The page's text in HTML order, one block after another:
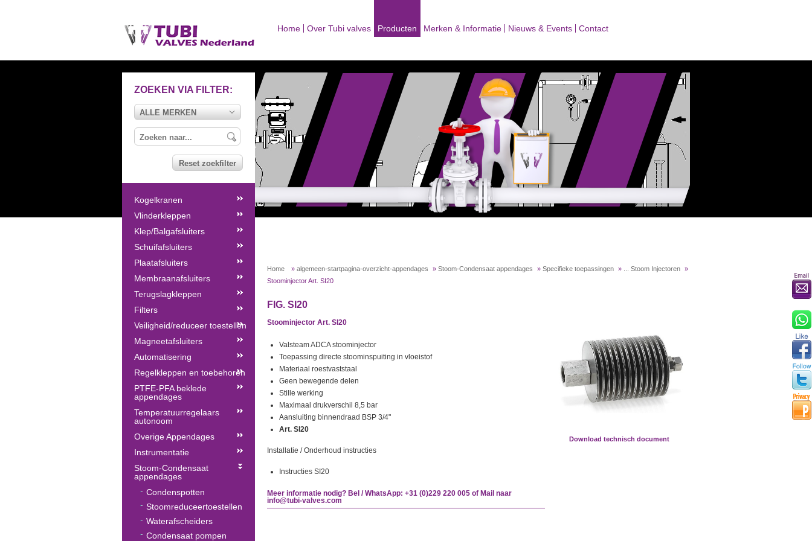
Home Over Tubi valves Producten Merken & Informatie Nieuws & Events Contact
Home » algemeen-startpagina-overzicht-appendages » Stoom-Condensaat appendages » Specifieke toepassingen » ... Stoom Injectoren »
Stoominjector Art. SI20
FIG. SI20
Stoominjector Art. SI20
Valsteam ADCA stoominjector
Toepassing directe stoominspuiting in vloeistof
Materiaal roestvaststaal
Geen bewegende delen
Stille werking
Maximaal drukverschil 8,5 bar
Aansluiting binnendraad BSP 3/4"
Art. SI20
Installatie / Onderhoud instructies
Instructies SI20
Meer informatie nodig? Bel / WhatsApp: +31 (0)229 220 005 of Mail naar
info@tubi-valves.com
Download technisch document
ZOEKEN VIA FILTER:
ALLE MERKEN
Reset zoekfilter
Kogelkranen
Vlinderkleppen
Klep/Balgafsluiters
Schuifafsluiters
Plaatafsluiters
Membraanafsluiters
Terugslagkleppen
Filters
Veiligheid/reduceer toestellen
Magneetafsluiters
Automatisering
Regelkleppen en toebehoren
PTFE-PFA beklede
appendages
Temperatuurregelaars
autonoom
Overige Appendages
Instrumentatie
Stoom-Condensaat
appendages
Condenspotten
Stoomreduceertoestellen
Waterafscheiders
Condensaat pompen